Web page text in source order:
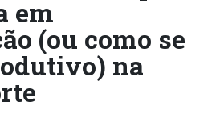
em
(ou como se
na